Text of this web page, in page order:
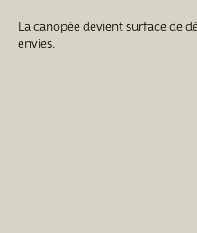
La canopée devient surface de
envies.